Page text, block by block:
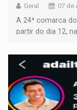
Geral 07 de
A 24ª comarca
partir do dia 12,